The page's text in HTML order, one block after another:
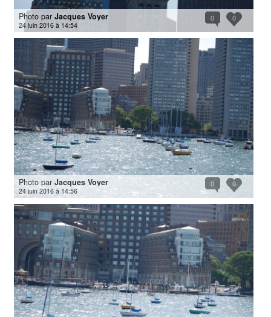
0
0
Photo par Jacques Voyer
24 juin 2016 à 14:54
0
0
Photo par Jacques Voyer
24 juin 2016 à 14:56